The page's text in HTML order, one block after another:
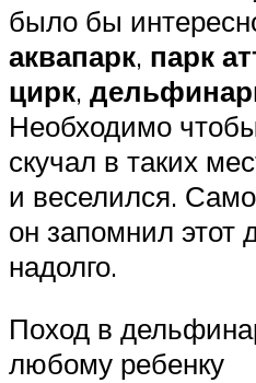
было бы
аквапарк, парк
цирк,
Необходимо
скучал в таких
и веселился.
он запомнил этот
надолго.
Поход в
любому ребенку